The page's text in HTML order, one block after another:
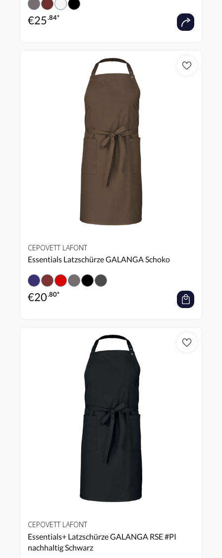
€25.84*
CEPOVETT LAFONT
Essentials Latzschürze GALANGA Schoko
€20.80*
CEPOVETT LAFONT
Essentials+ Latzschürze GALANGA RSE #PI
nachhaltig Schwarz